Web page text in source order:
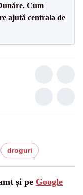
Cum
ajută centrala de
droguri
și pe Google